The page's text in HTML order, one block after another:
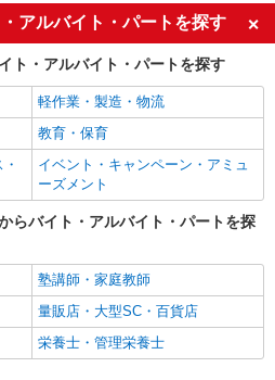
社会保険あり
アルバイト・パートを探す
ト・アルバイト・パートを探す
軽作業・製造・物流
教育・保育
イベント・キャンペーン・アミュ
ーズメント
らバイト・アルバイト・パートを探
塾講師・家庭教師
量販店・大型SC・百貨店
栄養士・管理栄養士